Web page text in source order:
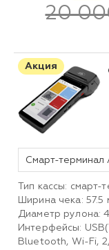
20
Акция
Тип кассы: смарт-
Ширина чека: 57.5
Диаметр рулона:
Интерфейсы:
Bluetooth, Wi-Fi,